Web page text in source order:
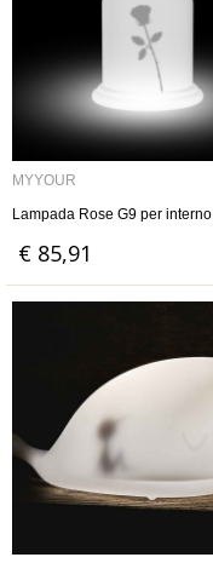
MYYOUR
Lampada Rose G9 per interno
€ 85,91